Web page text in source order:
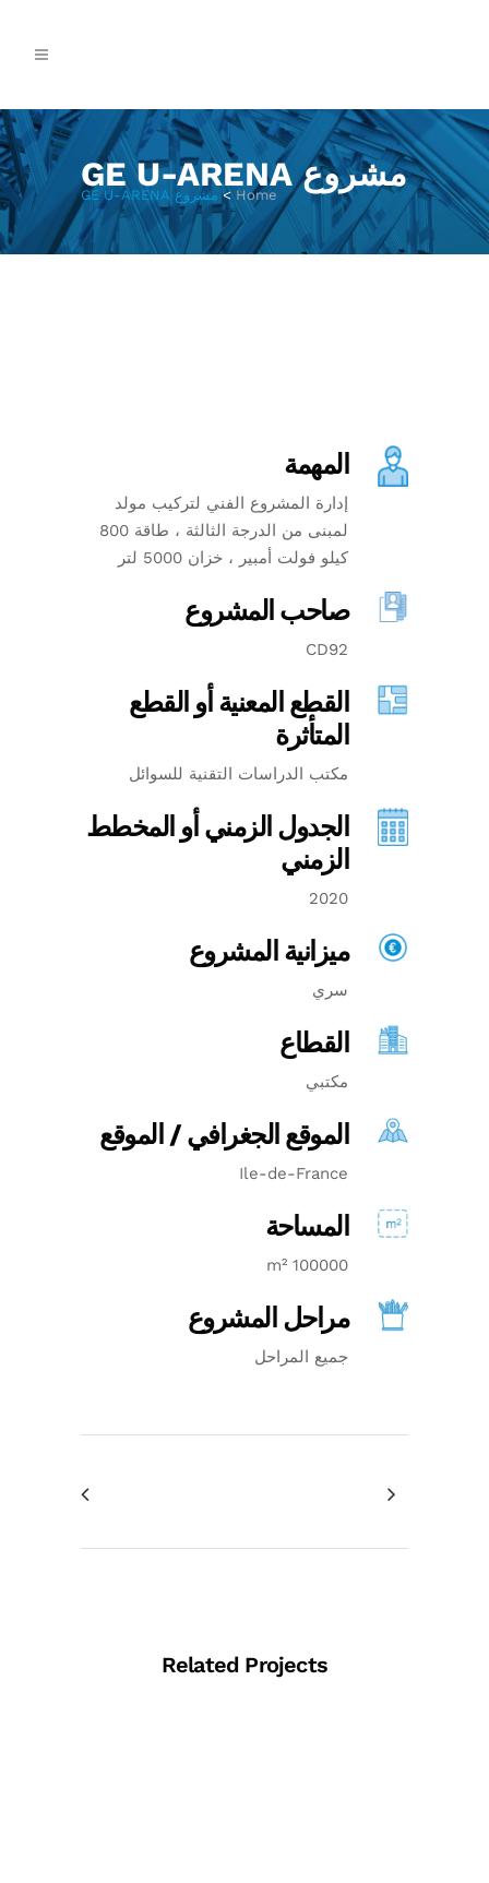
مشروع GE U-ARENA
Home
> مشروع GE U-ARENA
المهمة
إدارة المشروع الفني لتركيب مولد
لمبنى من الدرجة الثالثة ، طاقة 800
كيلو فولت أمبير ، خزان 5000 لتر
صاحب المشروع
CD92
القطع المعنية أو القطع
المتأثرة
مكتب الدراسات التقنية للسوائل
الجدول الزمني أو المخطط
الزمني
2020
ميزانية المشروع
سري
القطاع
مكتبي
الموقع الجغرافي / الموقع
Ile-de-France
المساحة
100000 m²
مراحل المشروع
جميع المراحل
Related Projects